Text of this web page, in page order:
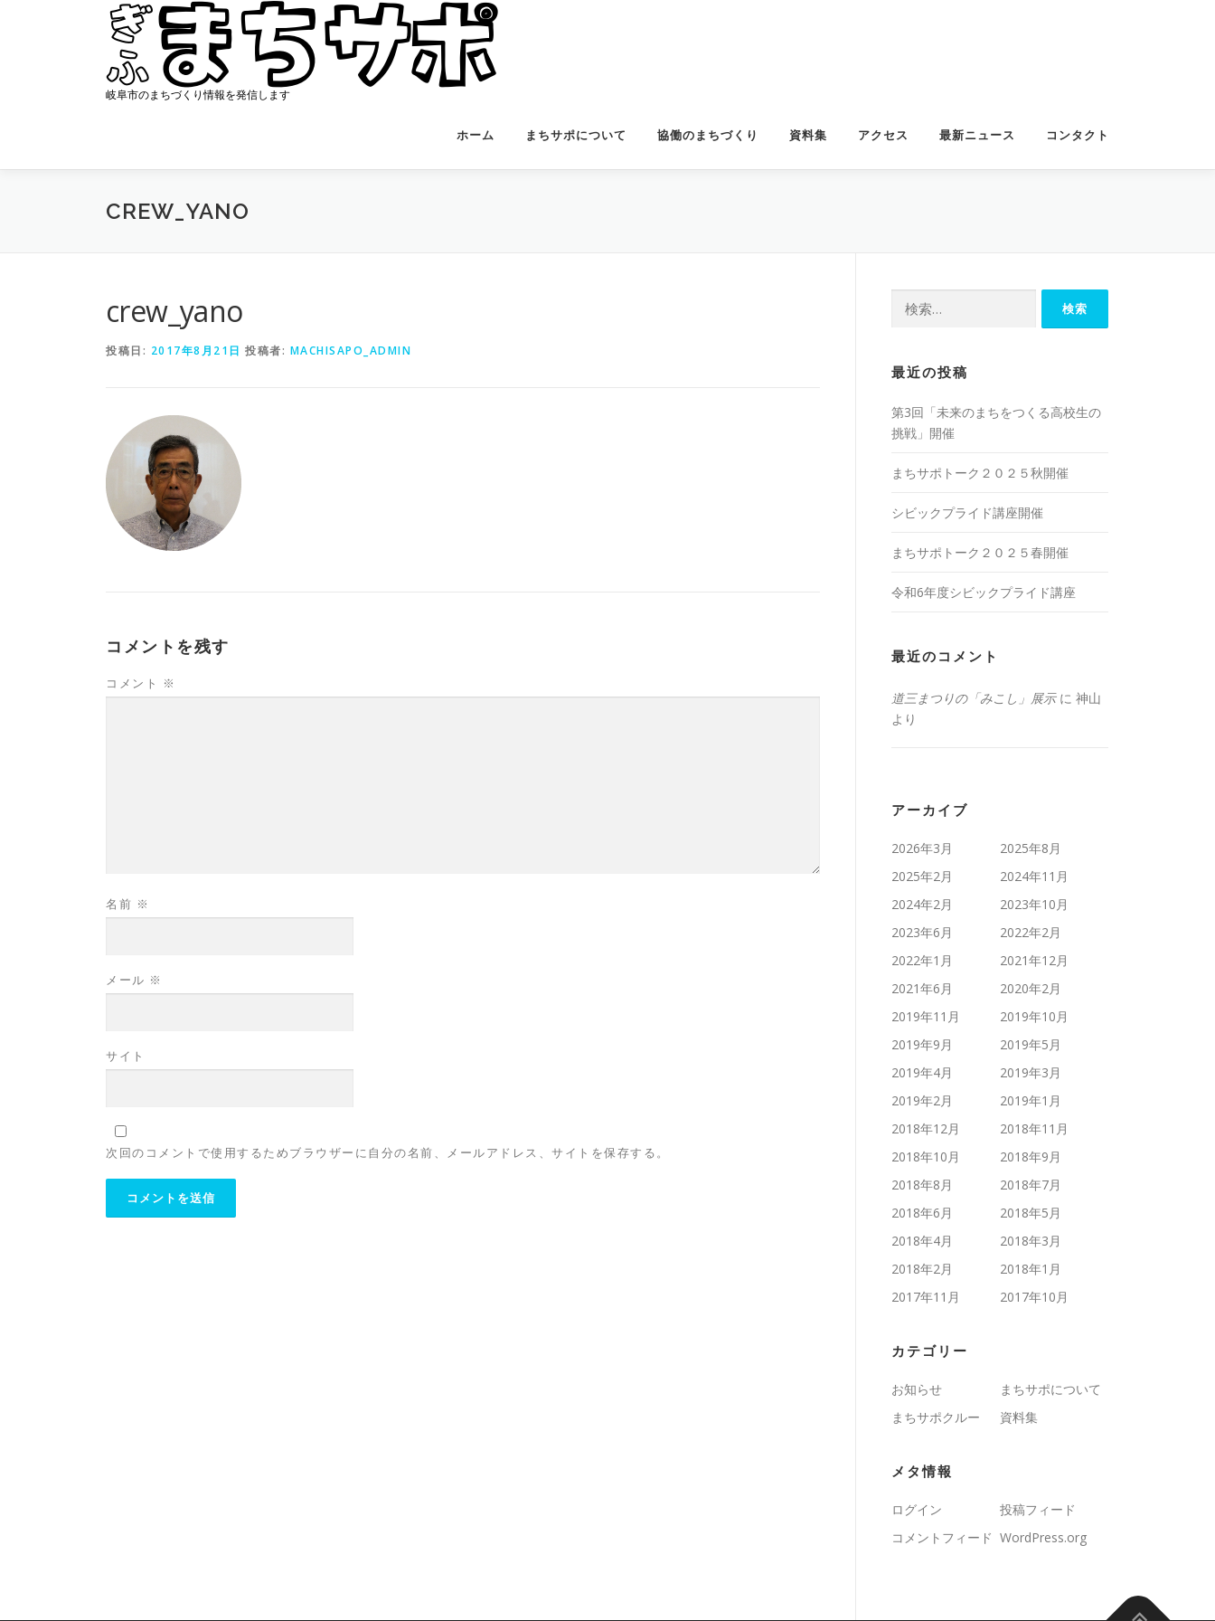
ッ
岐阜市のまちづくり情報を発信します
ホーム まちサポについて 協働のまちづくり 資料集 アクセス 最新ニュース コンタクト
CREW_YANO
crew_yano
投稿日: 2017年8月21日 投稿者: MACHISAPO_ADMIN
コメントを残す
コメント ※
名前 ※
メール ※
サイト
次回のコメントで使用するためブラウザーに自分の名前、メールアドレス、サイトを保存する。
最近の投稿
第3回「未来のまちをつくる高校生の
挑戦」開催
まちサポトーク２０２５秋開催
シビックプライド講座開催
まちサポトーク２０２５春開催
令和6年度シビックプライド講座
最近のコメント
道三まつりの「みこし」展示に 神山
より
アーカイブ
2026年3月
2025年8月
2025年2月
2024年11月
2024年2月
2023年10月
2023年6月
2022年2月
2022年1月
2021年12月
2021年6月
2020年2月
2019年11月
2019年10月
2019年9月
2019年5月
2019年4月
2019年3月
2019年2月
2019年1月
2018年12月
2018年11月
2018年10月
2018年9月
2018年8月
2018年7月
2018年6月
2018年5月
2018年4月
2018年3月
2018年2月
2018年1月
2017年11月
2017年10月
カテゴリー
お知らせ
まちサポについて
まちサポクルー
資料集
メタ情報
ログイン
投稿フィード
コメントフィード WordPress.org